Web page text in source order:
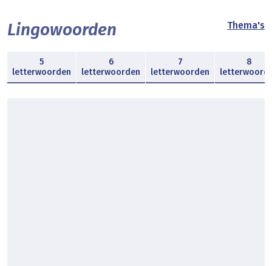
Lingowoorden Thema's
5
letterwoorden
6
letterwoorden
7
letterwoorden
8